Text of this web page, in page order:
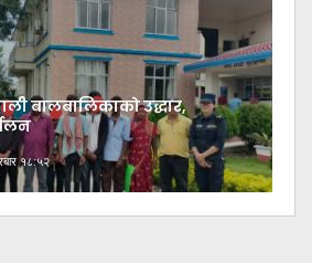
बालबालिकाको उद्धार,
१८:५२